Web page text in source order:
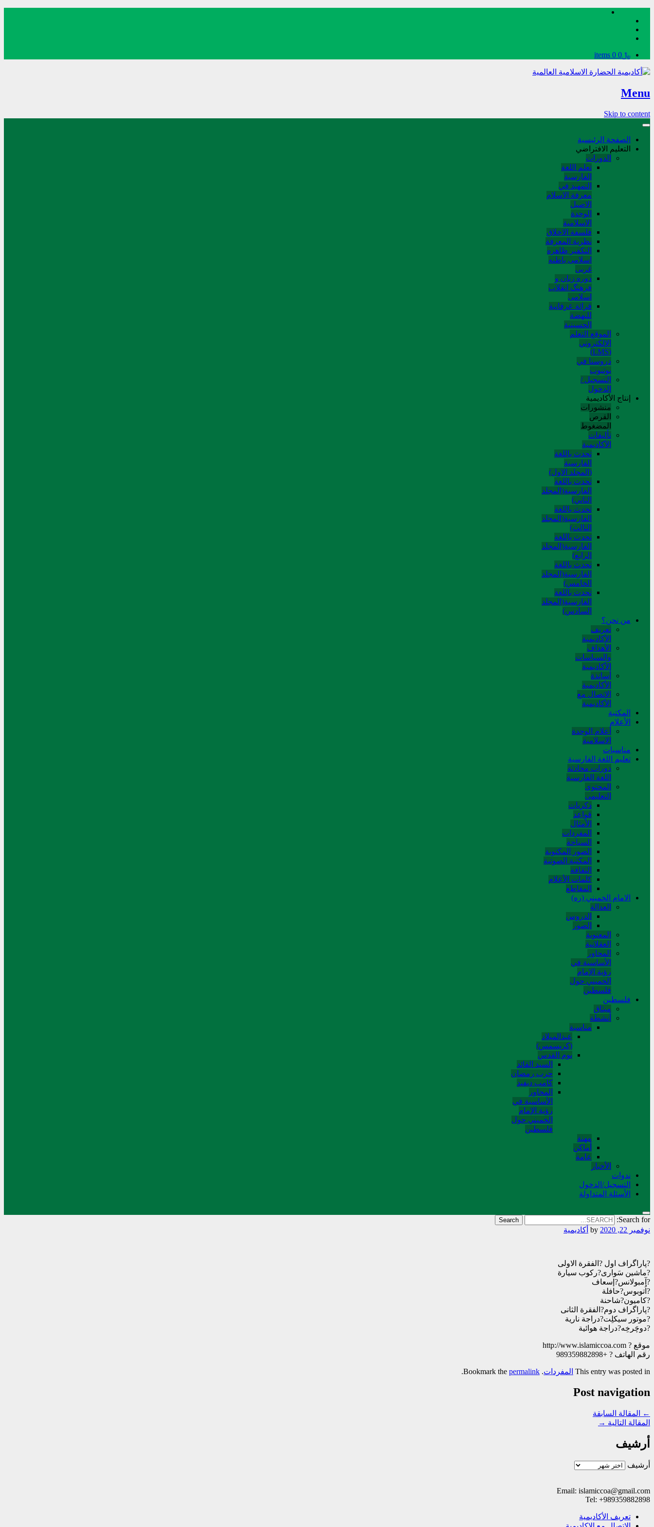
﷼0 0 items
Menu
Skip to content
الصفحة الرئيسية
التعليم الافتراضي
الدورات
تعلم اللغة
الفارسیة
التمهید في
معرفة الاسلام
الاصیل
الوحدة
الاسلامیة
فلسفة الاخلاق
نظریة المعرفة
التکفیر ظاهره
اسلامی باطنه
غربی
دوره زبان و
فرهنگ انقلاب
اسلامی
قرائة عرفانیة
للنهضة
الحسینیة
الموقع التعلم
الإلکتروني
(LMS)
دروسنا في
يوتيوب
التسجيل /
الدخول
إنتاج الأكاديمية
منشورات
القرص
المضغوط
تألیفات
الآکادیمیة
تحدث باللغة
الفارسية
(المجلد الاول)
تحدث باللغة
الفارسية(المجلد
الثاني)
تحدث باللغة
الفارسية(المجلد
الثالث)
تحدث باللغة
الفارسية(المجلد
الرابع)
تحدث باللغة
الفارسية(المجلد
الخامس)
تحدث باللغة
الفارسية(المجلد
السادس)
من نحن؟
تعريف
الأكاديمية
الأهداف
والسياسات
الأكاديمية
أساتذة
الأكاديمية
الاتصال مع
الأكاديمية
المکتبة
الأعلام
أعلام الوحدة
الاسلامية
مناسبات
تعلیم اللغة الفارسیة
دورات محادثة
اللغة الفارسیة
المحتوی
التعلیمی
ذکریات
قواعد
الأمثال
المفردات
السیاحة
الصور المکتوبة
المکتبة الصوتیة
الثقافة
کلمات الأعلام
المقاطع
الامام الخميني (ره)
العدالة
الدروس
الصور
المعنوية
العقلانية
المحاور
الأساسیة في
رؤیة الإمام
الخمیني حول
فلسطین
فلسطین
میثاق
أنشطة
مناسبة
عیدالمیلاد
(کریسمس)
یوم القدس
السید القائد
حرب رمضان
کامب دیفید
المحاور
الأساسية في
رؤية الإمام
الخميني حول
فلسطین
مهنة
أماکن
عامة
الأخبار
ندوات
التسجیل/الدخول
الأسئلة المتداولة
Search for:
نوفمبر 22, 2020
أکادیمیة
?پاراگراف اول ?الفقرة الاولی
?ماشين سَوارى?رکوب سيارة
?آمبولانس?إسعاف
?اُتوبوس?حافلة
?كاميون?شاحنة
?پاراگراف دوم?الفقرة الثانی
?موتور سيكلِت?دراجة نارية
?دوچَرخِه?دراجة هوائية
موقع ? http://www.islamiccoa.com
رقم الهاتف ? +989359882898
This entry was posted in المفردات. Bookmark the
permalink
.
Post navigation
←
المقالة السابقة
المقالة التالية →
أرشيف
أرشيف
Email: islamiccoa@gmail.com
Tel: +989359882898
تعریف الأکادیمیة